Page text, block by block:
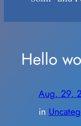
Hello
Aug. 29,
in